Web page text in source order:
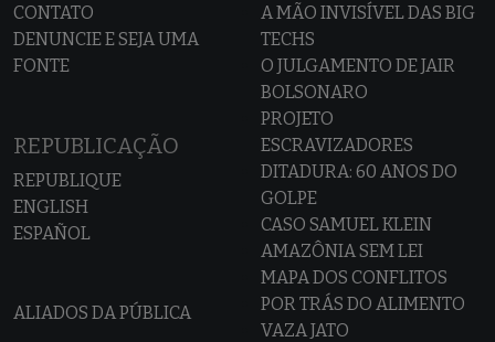
CONTATO
DENUNCIE E SEJA UMA
FONTE
REPUBLICAÇÃO
REPUBLIQUE
ENGLISH
ESPAÑOL
ALIADOS DA PÚBLICA
A MÃO INVISÍVEL DAS BIG
TECHS
O JULGAMENTO DE JAIR
BOLSONARO
PROJETO
ESCRAVIZADORES
DITADURA: 60 ANOS DO
GOLPE
CASO SAMUEL KLEIN
AMAZÔNIA SEM LEI
MAPA DOS CONFLITOS
POR TRÁS DO ALIMENTO
VAZA JATO